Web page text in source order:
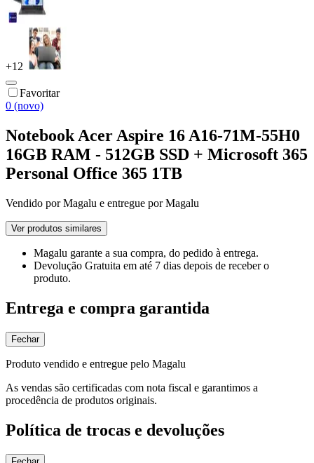
+12
Favoritar
0 (novo)
Notebook Acer Aspire 16 A16-71M-55H0
16GB RAM - 512GB SSD + Microsoft 365
Personal Office 365 1TB
Vendido porMagalu e entregue por Magalu
Ver produtos similares
Magalu garante a sua compra, do pedido à entrega.
Devolução Gratuita em até 7 dias depois de receber o
produto.
Entrega e compra garantida
Fechar
Produto vendido e entregue pelo Magalu
As vendas são certificadas com nota fiscal e garantimos a
procedência de produtos originais.
Política de trocas e devoluções